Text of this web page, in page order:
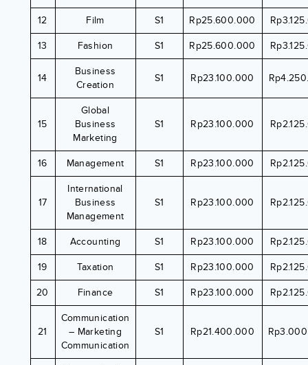
12 Film S1 Rp25.600.000
13 Fashion S1 Rp25.600.000
14
Business
Creation
S1 Rp23.100.000
15
Global
Business
Marketing
S1 Rp23.100.000
16 Management S1 Rp23.100.000
17
International
Business
Management
S1 Rp23.100.000
18 Accounting S1 Rp23.100.000
19 Taxation S1 Rp23.100.000
20 Finance S1 Rp23.100.000
21
Communication
– Marketing
Communication
S1 Rp21.400.000